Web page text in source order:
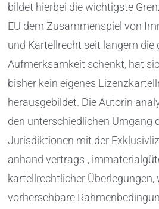
bildet hierbei die wichtigste
EU dem Zusammenspiel von
und Kartellrecht seit langem die
Aufmerksamkeit schenkt, hat
bisher kein eigenes
herausgebildet. Die Autorin
den unterschiedlichen Umgang
Jurisdiktionen mit der
anhand vertrags-,
kartellrechtlicher Überlegungen,
vorhersehbare